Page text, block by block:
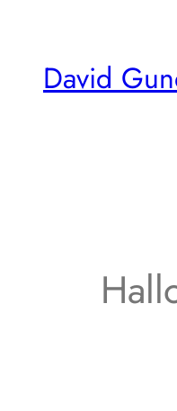
springenDavid